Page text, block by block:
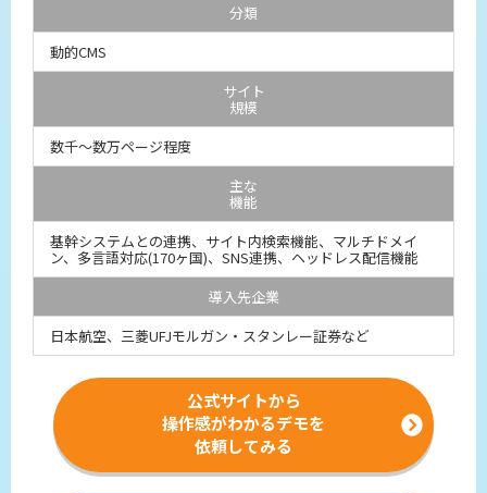
分類
動的CMS
サイト
規模
数千～数万ページ程度
主な
機能
基幹システムとの連携、サイト内検索機能、マルチドメイ
ン、多言語対応(170ヶ国)、SNS連携、ヘッドレス配信機能
導入先企業
日本航空、三菱UFJモルガン・スタンレー証券など
公式サイトから
操作感がわかるデモを
依頼してみる